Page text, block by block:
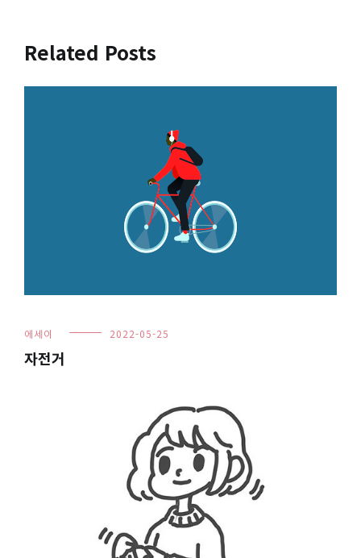
색
Related Posts
에세이 2022-05-25
자전거